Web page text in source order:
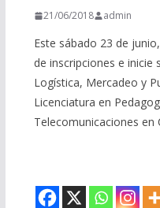
21/06/2018 admin
Este sábado 23 de
de inscripciones e
Logística, Mercadeo y
Licenciatura en
Telecomunicaciones en